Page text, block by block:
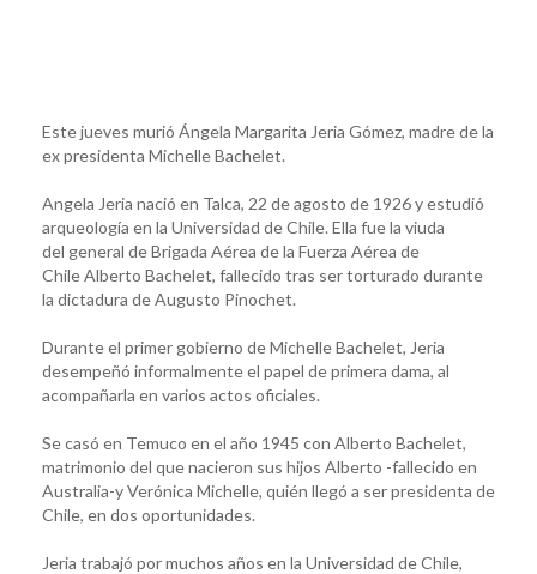
Este jueves murió Ángela Margarita Jeria Gómez, madre de la
ex presidenta Michelle Bachelet.
Angela Jeria nació en Talca, 22 de agosto de 1926​ y estudió
arqueología en la Universidad de Chile. Ella fue la viuda
del general de Brigada Aérea de la Fuerza Aérea de
Chile Alberto Bachelet, fallecido tras ser torturado durante
la dictadura de Augusto Pinochet.
Durante el primer gobierno de Michelle Bachelet, Jeria
desempeñó informalmente el papel de primera dama, al
acompañarla en varios actos oficiales.
Se casó en Temuco en el año 1945 con Alberto Bachelet,
matrimonio del que nacieron sus hijos Alberto -fallecido en
Australia-y Verónica Michelle, quién llegó a ser presidenta de
Chile, en dos oportunidades.
Jeria trabajó por muchos años en la Universidad de Chile,